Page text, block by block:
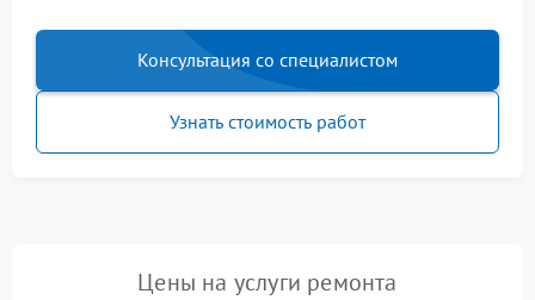
Консультация со специалистом
Узнать стоимость работ
Цены на услуги ремонта